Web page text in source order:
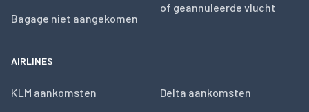
Bagage niet aangekomen
of geannuleerde vlucht
AIRLINES
KLM aankomsten Delta aankomsten